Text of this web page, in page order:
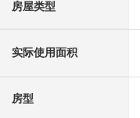
房屋类型
实际使用面积
房型